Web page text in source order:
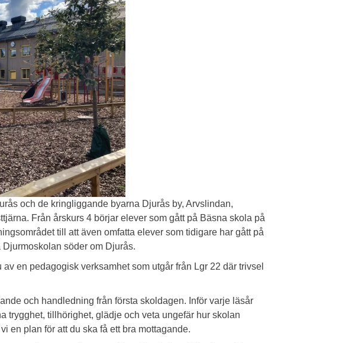
och de kringliggande byarna Djurås by, Arvslindan,
Från årskurs 4 börjar elever som gått på Bäsna skola på
till att även omfatta elever som tidigare har gått på
söder om Djurås.
en pedagogisk verksamhet som utgår från Lgr 22 där trivsel
och handledning från första skoldagen. Inför varje läsår
trygghet, tillhörighet, glädje och veta ungefär hur skolan
en plan för att du ska få ett bra mottagande.